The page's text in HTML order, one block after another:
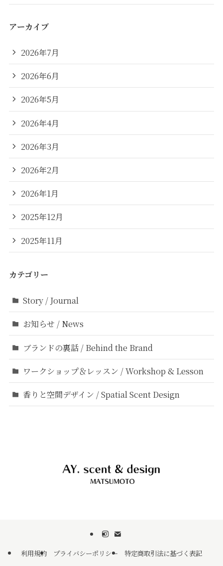
アーカイブ
2026年7月
2026年6月
2026年5月
2026年4月
2026年3月
2026年2月
2026年1月
2025年12月
2025年11月
カテゴリー
Story / Journal
お知らせ / News
ブランドの裏話 / Behind the Brand
ワークショップ＆レッスン / Workshop & Lesson
香りと空間デザイン / Spatial Scent Design
利用規約 プライバシーポリシー 特定商取引法に基づく表記